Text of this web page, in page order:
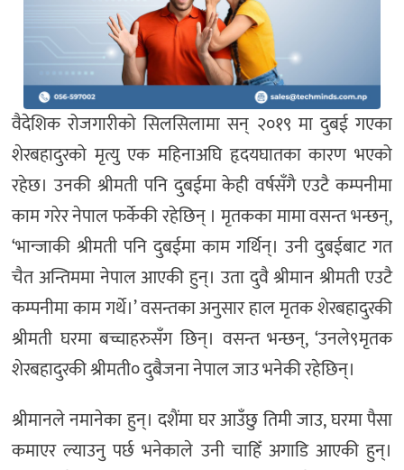
वैदेशिक रोजगारीको सिलसिलामा सन् २०१९ मा दुबई गएका
शेरबहादुरको मृत्यु एक महिनाअघि हृदयघातका कारण भएको
रहेछ। उनकी श्रीमती पनि दुबईमा केही वर्षसँगै एउटै कम्पनीमा
काम गरेर नेपाल फर्केकी रहेछिन् । मृतकका मामा वसन्त भन्छन्,
‘भान्जाकी श्रीमती पनि दुबईमा काम गर्थिन्। उनी दुबईबाट गत
चैत अन्तिममा नेपाल आएकी हुन्। उता दुवै श्रीमान श्रीमती एउटै
कम्पनीमा काम गर्थे।’ वसन्तका अनुसार हाल मृतक शेरबहादुरकी
श्रीमती घरमा बच्चाहरुसँग छिन्। वसन्त भन्छन्, ‘उनले९मृतक
शेरबहादुरकी श्रीमती० दुबैजना नेपाल जाउ भनेकी रहेछिन्।
श्रीमानले नमानेका हुन्। दशैंमा घर आउँछु तिमी जाउ, घरमा पैसा
कमाएर ल्याउनु पर्छ भनेकाले उनी चाहिँ अगाडि आएकी हुन्।